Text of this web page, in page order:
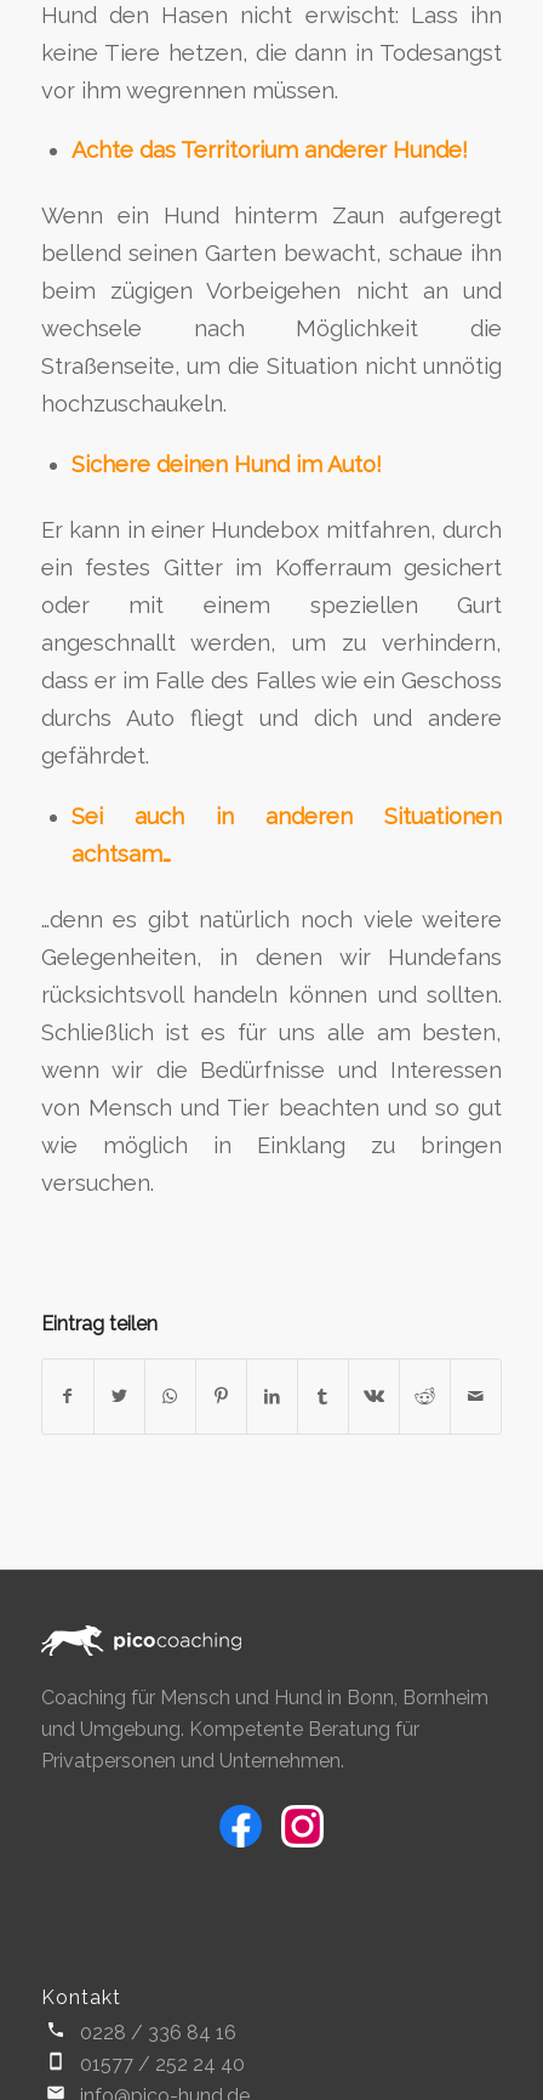
Hund den Hasen nicht erwischt: Lass ihn
keine Tiere hetzen, die dann in Todesangst
vor ihm wegrennen müssen.
Achte das Territorium anderer Hunde!
Wenn ein Hund hinterm Zaun aufgeregt
bellend seinen Garten bewacht, schaue ihn
beim zügigen Vorbeigehen nicht an und
wechsele nach Möglichkeit die
Straßenseite, um die Situation nicht unnötig
hochzuschaukeln.
Sichere deinen Hund im Auto!
Er kann in einer Hundebox mitfahren, durch
ein festes Gitter im Kofferraum gesichert
oder mit einem speziellen Gurt
angeschnallt werden, um zu verhindern,
dass er im Falle des Falles wie ein Geschoss
durchs Auto fliegt und dich und andere
gefährdet.
Sei auch in anderen Situationen
achtsam…
…denn es gibt natürlich noch viele weitere
Gelegenheiten, in denen wir Hundefans
rücksichtsvoll handeln können und sollten.
Schließlich ist es für uns alle am besten,
wenn wir die Bedürfnisse und Interessen
von Mensch und Tier beachten und so gut
wie möglich in Einklang zu bringen
versuchen.
Eintrag teilen
Coaching für Mensch und Hund in Bonn, Bornheim
und Umgebung. Kompetente Beratung für
Privatpersonen und Unternehmen.
Kontakt
0228 / 336 84 16
01577 / 252 24 40